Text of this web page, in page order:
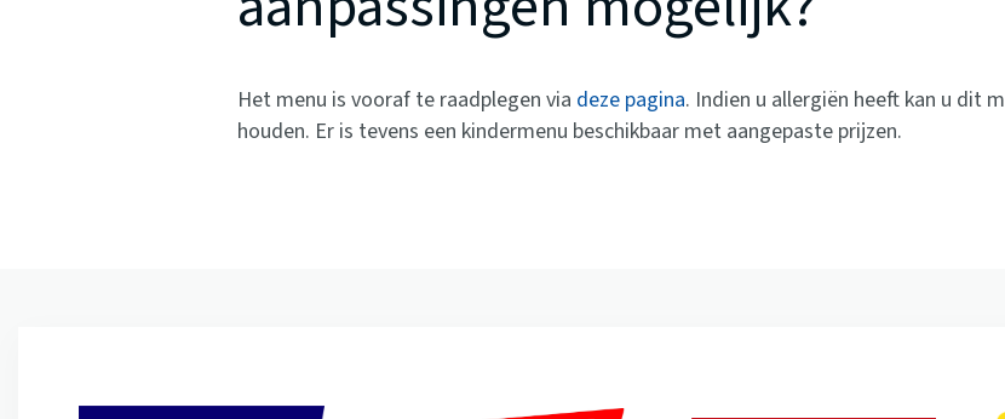
Het menu is vooraf te raadplegen via deze pagina. Indien u allergiën heeft kan u dit
houden. Er is tevens een kindermenu beschikbaar met aangepaste prijzen.